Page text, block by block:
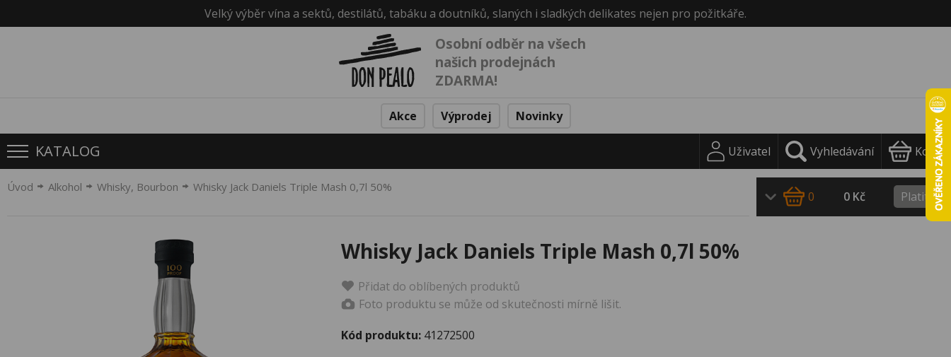
Velký výběr vína a sektů, destilátů, tabáku a doutníků, slaných i sladkých delikates nejen pro požitkáře.
Osobní odběr na všech
našich prodejnách
ZDARMA!
Akce Výprodej Novinky
KATALOG Uživatel Vyhledávání Košík
Úvod Alkohol Whisky, Bourbon Whisky Jack Daniels Triple Mash 0,7l 50%
Whisky Jack Daniels Triple Mash 0,7l 50%
Přidat do oblíbených produktů
Foto produktu se může od skutečnosti mírně lišit.
Kód produktu: 41272500
0 0 Kč Platit